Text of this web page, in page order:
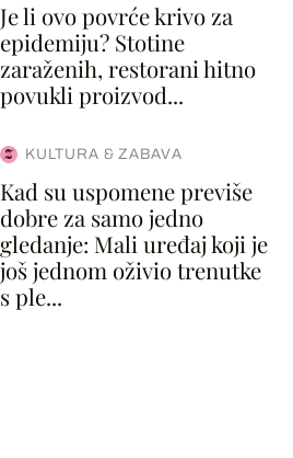
Je li ovo povrće krivo za
epidemiju? Stotine
zaraženih, restorani hitno
povukli proizvod...
KULTURA & ZABAVA
Kad su uspomene previše
dobre za samo jedno
gledanje: Mali uređaj koji je
još jednom oživio trenutke
s ple...